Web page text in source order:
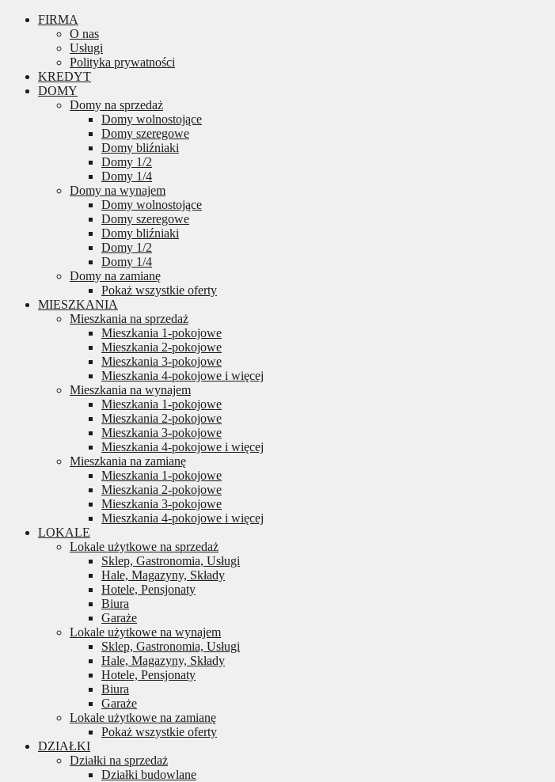
FIRMA
O nas
Usługi
Polityka prywatności
KREDYT
DOMY
Domy na sprzedaż
Domy wolnostojące
Domy szeregowe
Domy bliźniaki
Domy 1/2
Domy 1/4
Domy na wynajem
Domy wolnostojące
Domy szeregowe
Domy bliźniaki
Domy 1/2
Domy 1/4
Domy na zamianę
Pokaż wszystkie oferty
MIESZKANIA
Mieszkania na sprzedaż
Mieszkania 1-pokojowe
Mieszkania 2-pokojowe
Mieszkania 3-pokojowe
Mieszkania 4-pokojowe i więcej
Mieszkania na wynajem
Mieszkania 1-pokojowe
Mieszkania 2-pokojowe
Mieszkania 3-pokojowe
Mieszkania 4-pokojowe i więcej
Mieszkania na zamianę
Mieszkania 1-pokojowe
Mieszkania 2-pokojowe
Mieszkania 3-pokojowe
Mieszkania 4-pokojowe i więcej
LOKALE
Lokale użytkowe na sprzedaż
Sklep, Gastronomia, Usługi
Hale, Magazyny, Składy
Hotele, Pensjonaty
Biura
Garaże
Lokale użytkowe na wynajem
Sklep, Gastronomia, Usługi
Hale, Magazyny, Składy
Hotele, Pensjonaty
Biura
Garaże
Lokale użytkowe na zamianę
Pokaż wszystkie oferty
DZIAŁKI
Działki na sprzedaż
Działki budowlane